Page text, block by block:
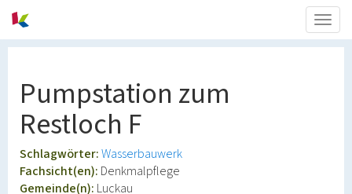
Pumpstation zum
Restloch F
Schlagwörter:Wasserbauwerk
Fachsicht(en): Denkmalpflege
Gemeinde(n): Luckau